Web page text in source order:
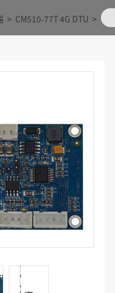
> CM510-77T 4G DTU >